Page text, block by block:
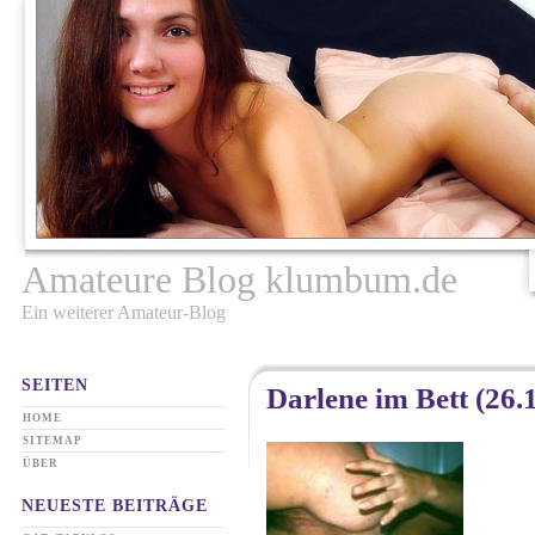
Amateure Blog klumbum.de
Ein weiterer Amateur-Blog
SEITEN
HOME
SITEMAP
ÜBER
NEUESTE BEITRÄGE
Darlene im Bett